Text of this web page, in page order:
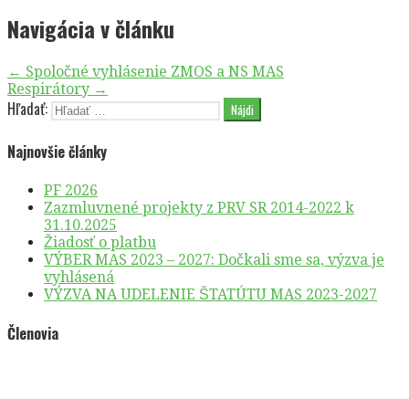
Navigácia v článku
← Spoločné vyhlásenie ZMOS a NS MAS
Respirátory →
Hľadať:
Najnovšie články
PF 2026
Zazmluvnené projekty z PRV SR 2014-2022 k
31.10.2025
Žiadosť o platbu
VÝBER MAS 2023 – 2027: Dočkali sme sa, výzva je
vyhlásená
VÝZVA NA UDELENIE ŠTATÚTU MAS 2023-2027
Členovia